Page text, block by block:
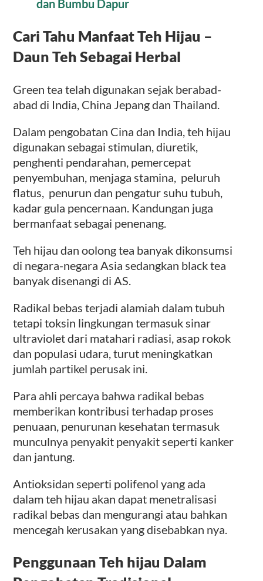
dan Bumbu Dapur
Cari Tahu Manfaat Teh Hijau –
Daun Teh Sebagai Herbal
Green tea telah digunakan sejak berabad-
abad di India, China Jepang dan Thailand.
Dalam pengobatan Cina dan India, teh hijau
digunakan sebagai stimulan, diuretik,
penghenti pendarahan, pemercepat
penyembuhan, menjaga stamina, peluruh
flatus, penurun dan pengatur suhu tubuh,
kadar gula pencernaan. Kandungan juga
bermanfaat sebagai penenang.
Teh hijau dan oolong tea banyak dikonsumsi
di negara-negara Asia sedangkan black tea
banyak disenangi di AS.
Radikal bebas terjadi alamiah dalam tubuh
tetapi toksin lingkungan termasuk sinar
ultraviolet dari matahari radiasi, asap rokok
dan populasi udara, turut meningkatkan
jumlah partikel perusak ini.
Para ahli percaya bahwa radikal bebas
memberikan kontribusi terhadap proses
penuaan, penurunan kesehatan termasuk
munculnya penyakit penyakit seperti kanker
dan jantung.
Antioksidan seperti polifenol yang ada
dalam teh hijau akan dapat menetralisasi
radikal bebas dan mengurangi atau bahkan
mencegah kerusakan yang disebabkan nya.
Penggunaan Teh hijau Dalam